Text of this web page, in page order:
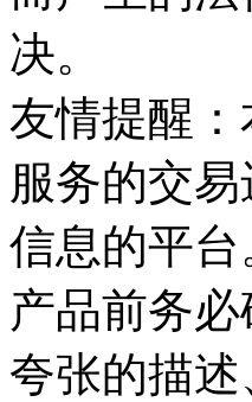
决。
友情提醒
服务的交
信息的平
产品前务
夸张的描